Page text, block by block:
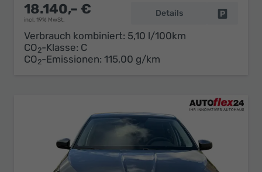
18.140,– €
incl. 19% MwSt.
Details
Verbrauch kombiniert: 5,10 l/100km
CO2-Klasse: C
CO2-Emissionen: 115,00 g/km